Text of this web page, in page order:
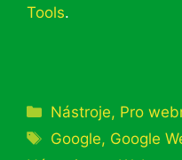
Tools.
Rubriky
Nástroje, Pro
Štítky
Google, Google